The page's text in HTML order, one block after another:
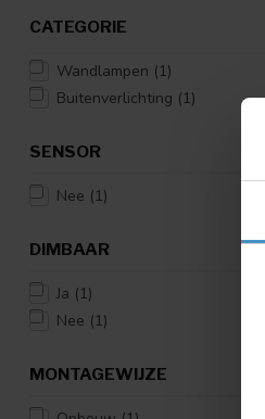
CATEGORIE
Wandlampen (1)
Buitenverlichting (1)
SENSOR
Nee (1)
DIMBAAR
Ja (1)
Nee (1)
MONTAGEWIJZE